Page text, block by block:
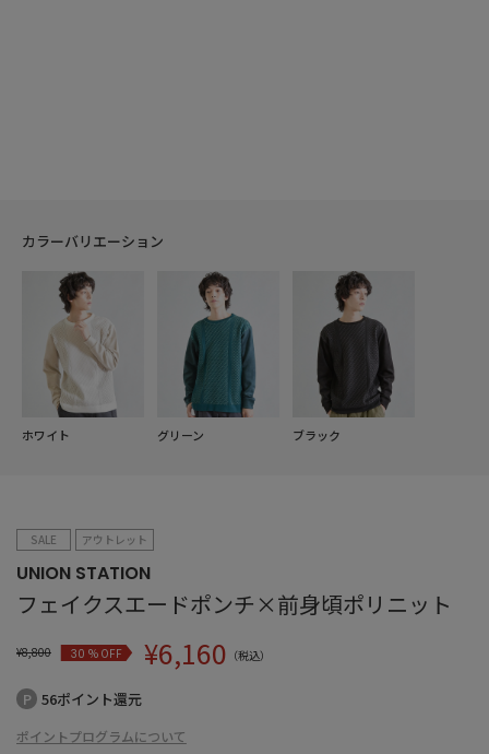
カラーバリエーション
ホワイト グリーン ブラック
SALE アウトレット
UNION STATION
フェイクスエードポンチ×前身頃ポリニット
¥8,800 30 % OFF ¥6,160 （税込）
56ポイント還元
ポイントプログラムについて